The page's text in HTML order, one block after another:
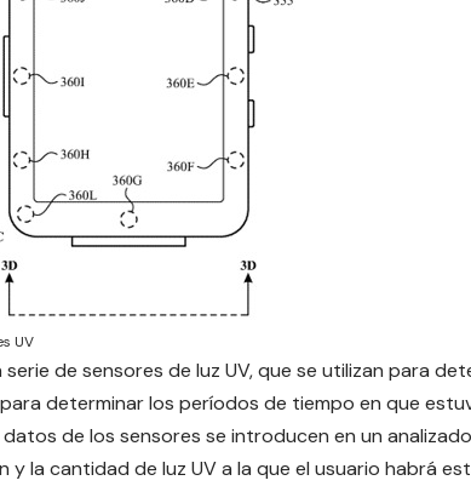
UV
de sensores de luz UV, que se utilizan para
determinar los períodos de tiempo en que
de los sensores se introducen en un
la cantidad de luz UV a la que el usuario habrá